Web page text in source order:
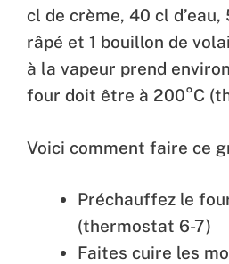
cl de crème, 40 cl
râpé et 1 bouillon de
à la vapeur prend
four doit être à 200°C
Voici comment faire ce
Préchauffez le
(thermostat 6-7)
Faites cuire les